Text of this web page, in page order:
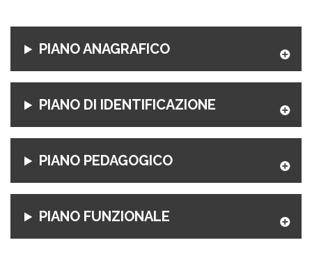
PIANO ANAGRAFICO
PIANO DI IDENTIFICAZIONE
PIANO PEDAGOGICO
PIANO FUNZIONALE